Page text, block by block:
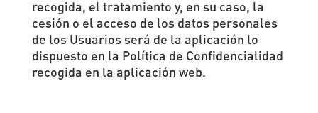
recogida, el tratamiento y, en su caso, la
cesión o el acceso de los datos personales
de los Usuarios será de la aplicación lo
dispuesto en la Política de Confidencialidad
recogida en la aplicación web.